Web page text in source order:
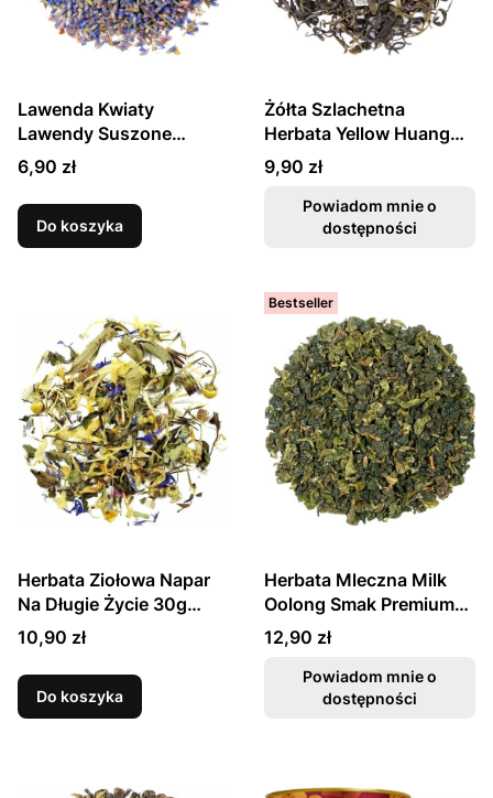
Lawenda Kwiaty
Lawendy Suszone
Pachnące 20g
SKWORCU
Cena
6,90 zł
Do koszyka
Żółta Szlachetna
Herbata Yellow Huang
Xiao Tea 15g SKWORCU
Cena
9,90 zł
Powiadom mnie o
dostępności
Herbata Ziołowa Napar
Na Długie Życie 30g
SKWORCU
Cena
10,90 zł
Do koszyka
Bestseller
Herbata Mleczna Milk
Oolong Smak Premium
50g SKWORCU
Cena
12,90 zł
Powiadom mnie o
dostępności